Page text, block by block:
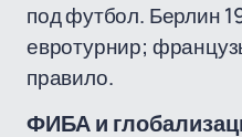
под футбол. Берлин
евротурнир;
правило.
ФИБА и